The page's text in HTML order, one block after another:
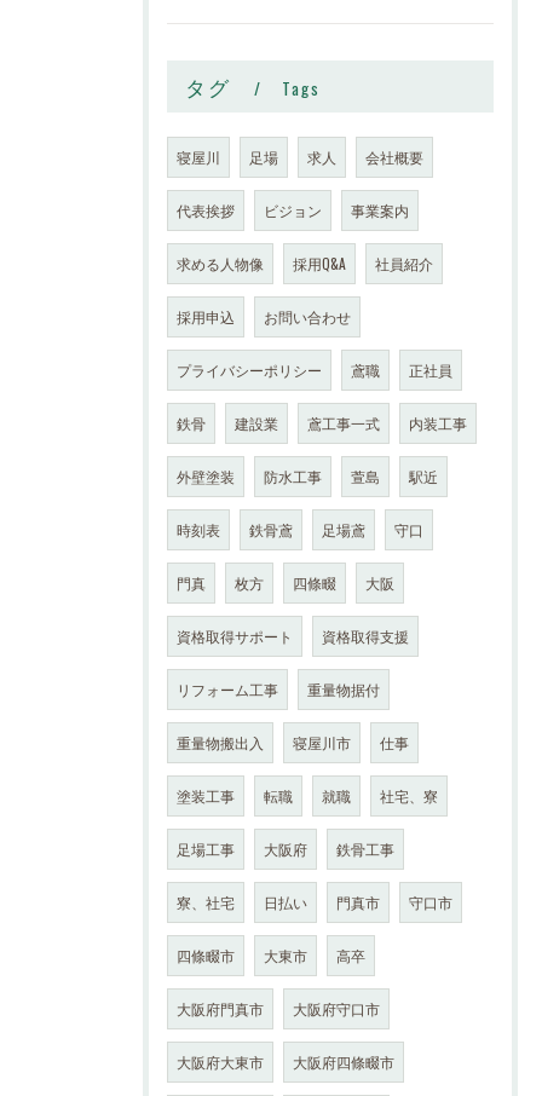
タグ Tags
寝屋川 足場 求人 会社概要
代表挨拶 ビジョン 事業案内
求める人物像 採用Q&A 社員紹介
採用申込 お問い合わせ
プライバシーポリシー 鳶職 正社員
鉄骨 建設業 鳶工事一式 内装工事
外壁塗装 防水工事 萱島 駅近
時刻表 鉄骨鳶 足場鳶 守口
門真 枚方 四條畷 大阪
資格取得サポート 資格取得支援
リフォーム工事 重量物据付
重量物搬出入 寝屋川市 仕事
塗装工事 転職 就職 社宅、寮
足場工事 大阪府 鉄骨工事
寮、社宅 日払い 門真市 守口市
四條畷市 大東市 高卒
大阪府門真市 大阪府守口市
大阪府大東市 大阪府四條畷市